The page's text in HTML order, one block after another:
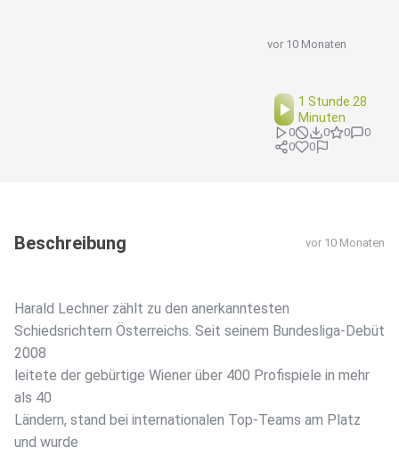
vor 10 Monaten
1 Stunde 28
Minuten
0 0 0
0
0
0
Beschreibung vor 10 Monaten
Harald Lechner zählt zu den anerkanntesten
Schiedsrichtern Österreichs. Seit seinem Bundesliga-Debüt
2008
leitete der gebürtige Wiener über 400 Profispiele in mehr
als 40
Ländern, stand bei internationalen Top-Teams am Platz
und wurde